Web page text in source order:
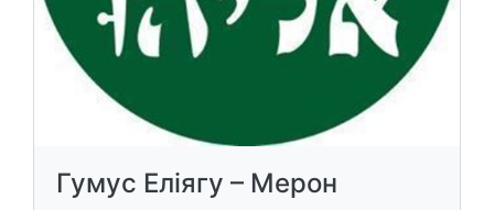
Гумус Еліягу – Мерон